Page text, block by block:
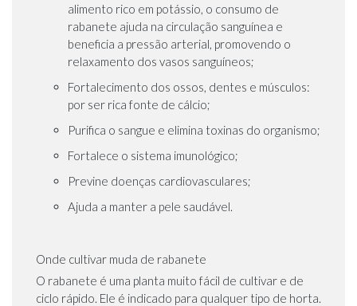
alimento rico em potássio, o consumo de
rabanete ajuda na circulação sanguínea e
beneficia a pressão arterial, promovendo o
relaxamento dos vasos sanguíneos;
Fortalecimento dos ossos, dentes e músculos:
por ser rica fonte de cálcio;
Purifica o sangue e elimina toxinas do organismo;
Fortalece o sistema imunológico;
Previne doenças cardiovasculares;
Ajuda a manter a pele saudável.
Onde cultivar muda de rabanete
O rabanete é uma planta muito fácil de cultivar e de
ciclo rápido. Ele é indicado para qualquer tipo de horta.